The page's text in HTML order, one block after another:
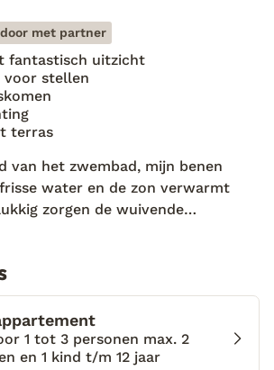
met partner
fantastisch uitzicht
voor stellen
terras
van het zwembad, mijn benen
water en de zon verwarmt
zorgen de wuivende
een verkoelend briesje op dit
vind je in Playa del Cura, in het
Spaanse eiland Gran Canaria. Er
appartementen en daardoor is het
Zet je koffer neer en neem een
zwembad. Als je vanuit het
1 tot 3 personen max. 2
en 1 kind t/m 12 jaar